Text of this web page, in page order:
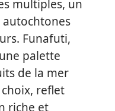
multiples, un
autochtones
Funafuti,
palette
de la mer
reflet
riche et